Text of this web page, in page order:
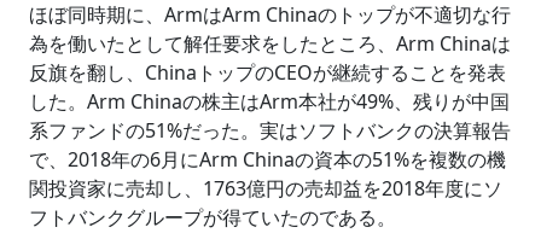
ほぼ同時期に、ArmはArm Chinaのトップが不適切な行
為を働いたとして解任要求をしたところ、Arm Chinaは
反旗を翻し、ChinaトップのCEOが継続することを発表
した。Arm Chinaの株主はArm本社が49%、残りが中国
系ファンドの51%だった。実はソフトバンクの決算報告
で、2018年の6月にArm Chinaの資本の51%を複数の機
関投資家に売却し、1763億円の売却益を2018年度にソ
フトバンクグループが得ていたのである。